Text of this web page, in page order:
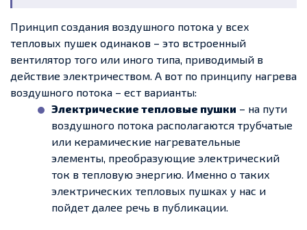
Принцип создания воздушного потока у всех
тепловых пушек одинаков – это встроенный
вентилятор того или иного типа, приводимый в
действие электричеством. А вот по принципу нагрева
воздушного потока – ест варианты:
Электрические тепловые пушки – на пути
воздушного потока располагаются трубчатые
или керамические нагревательные
элементы, преобразующие электрический
ток в тепловую энергию. Именно о таких
электрических тепловых пушках у нас и
пойдет далее речь в публикации.